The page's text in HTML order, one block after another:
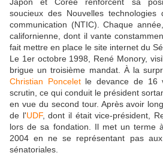
soucieux des Nouvelles
communication (NTIC). Chaque
californienne, dont il vante
fait mettre en place le site internet du
Le 1er octobre 1998, René Monory,
brigue un troisième mandat. À la
Christian Ponceletle devance de 16
scrutin, ce qui conduit le président
en vue du second tour. Après avoir
de l'UDF, dont il était vice-président,
lors de sa fondation. Il met un terme
2004 en ne se représentant pas
sénatoriales.